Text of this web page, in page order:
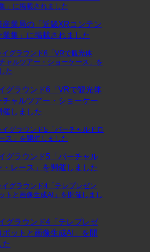
産業局の「近畿XRコンテン
業集」に掲載されました
グラウンド6「VRで観光体
チャルツアー・ショーケー
催しました
グラウンド5「バーチャル
・レース」を開催しました
グラウンド4「テレプレゼ
ボットと画像生成AI」を開
た